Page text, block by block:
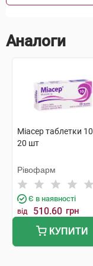
Аналоги
Міасер таблетки
20 шт
Рівофарм
Є в наявності
від 510.60 грн
КУПИТИ